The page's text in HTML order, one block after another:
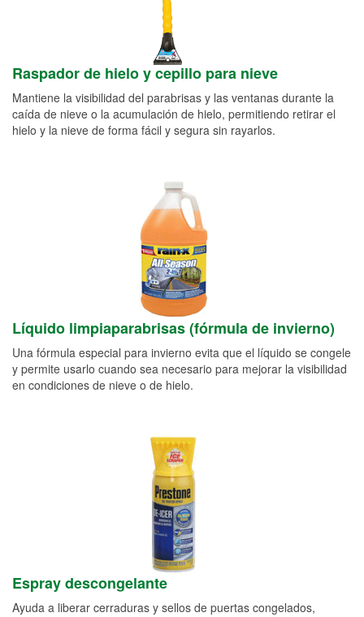
Raspador de hielo y cepillo para nieve
Mantiene la visibilidad del parabrisas y las ventanas durante la
caída de nieve o la acumulación de hielo, permitiendo retirar el
hielo y la nieve de forma fácil y segura sin rayarlos.
Líquido limpiaparabrisas (fórmula de invierno)
Una fórmula especial para invierno evita que el líquido se congele
y permite usarlo cuando sea necesario para mejorar la visibilidad
en condiciones de nieve o de hielo.
Espray descongelante
Ayuda a liberar cerraduras y sellos de puertas congelados,